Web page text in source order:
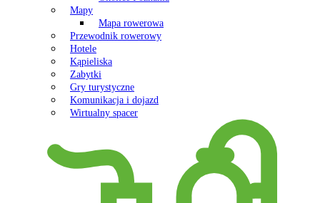
Mapy
Mapa rowerowa
Przewodnik rowerowy
Hotele
Kąpieliska
Zabytki
Gry turystyczne
Komunikacja i dojazd
Wirtualny spacer